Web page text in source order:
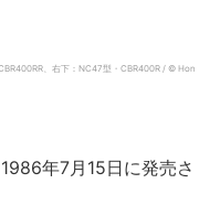
、右下：NC47型・CBR400R / © Hon
年7月15日に発売さ